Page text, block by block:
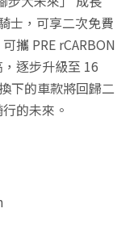
士，可享二次免費
攜 PRE rCARBON
逐步升級至 16
下的車款將回歸二
的未來。